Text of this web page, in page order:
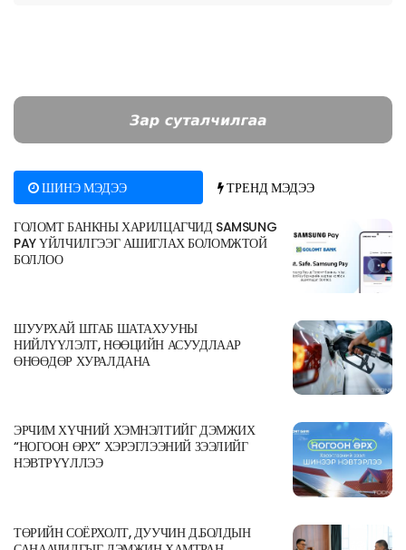
ШИНЭ МЭДЭЭ ТРЕНД МЭДЭЭ
ГОЛОМТ БАНКНЫ ХАРИЛЦАГЧИД SAMSUNG
PAY ҮЙЛЧИЛГЭЭГ АШИГЛАХ БОЛОМЖТОЙ
БОЛЛОО
ШУУРХАЙ ШТАБ ШАТАХУУНЫ
НИЙЛҮҮЛЭЛТ, НӨӨЦИЙН АСУУДЛААР
ӨНӨӨДӨР ХУРАЛДАНА
ЭРЧИМ ХҮЧНИЙ ХЭМНЭЛТИЙГ ДЭМЖИХ
“НОГООН ӨРХ” ХЭРЭГЛЭЭНИЙ ЗЭЭЛИЙГ
НЭВТРҮҮЛЛЭЭ
ТӨРИЙН СОЁРХОЛТ, ДУУЧИН Д.БОЛДЫН